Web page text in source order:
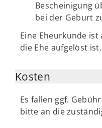
Bescheinigung
bei der Geburt
Eine Eheurkunde
die Ehe aufgelöst ist.
Kosten
Es fallen ggf.
bitte an die